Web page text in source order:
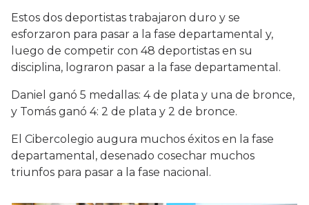
Estos dos deportistas trabajaron duro y se
esforzaron para pasar a la fase departamental y,
luego de competir con 48 deportistas en su
disciplina, lograron pasar a la fase departamental.
Daniel ganó 5 medallas: 4 de plata y una de bronce,
y Tomás ganó 4: 2 de plata y 2 de bronce.
El Cibercolegio augura muchos éxitos en la fase
departamental, desenado cosechar muchos
triunfos para pasar a la fase nacional.